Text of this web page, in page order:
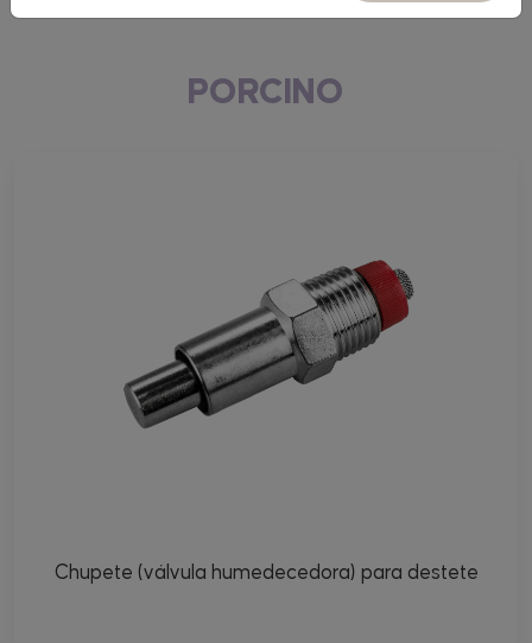
PORCINO
Chupete (válvula humedecedora) para destete